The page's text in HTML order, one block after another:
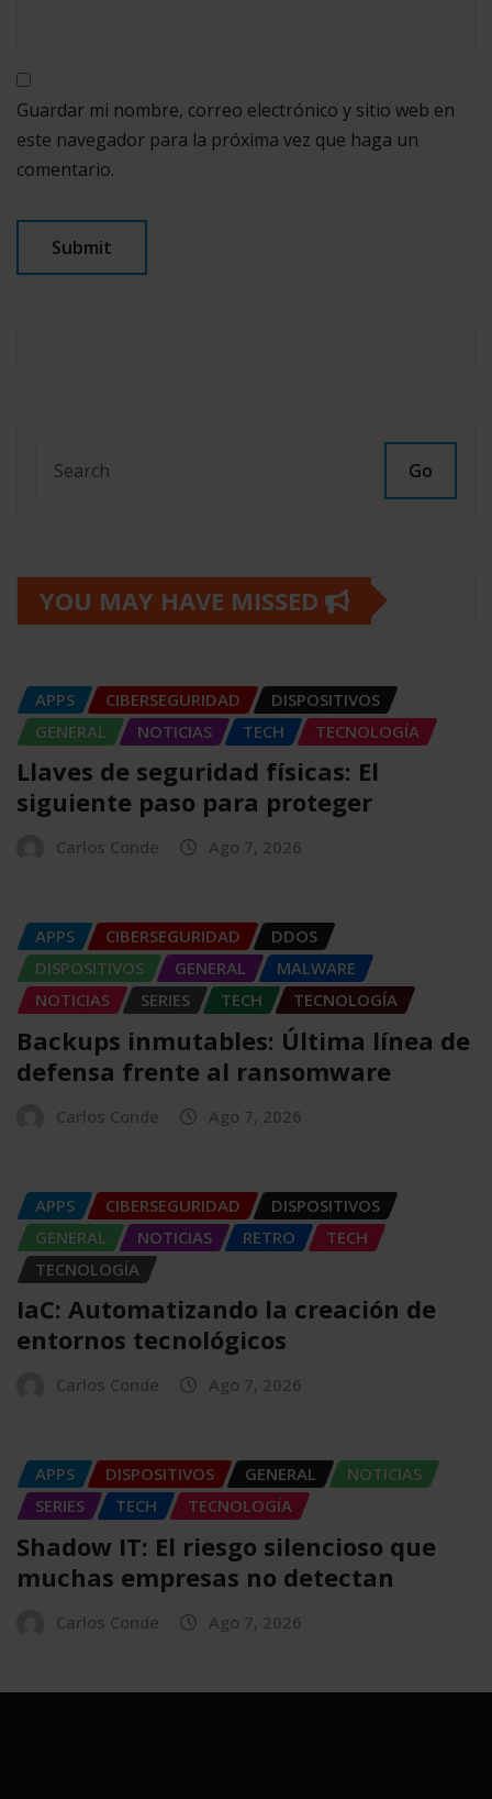
Guardar mi nombre, correo electrónico y sitio web en
este navegador para la próxima vez que haga un
comentario.
Go
YOU MAY HAVE MISSED
APPS CIBERSEGURIDAD
DISPOSITIVOS
GENERAL
NOTICIAS TECH TECNOLOGÍA
Llaves de seguridad físicas: El
siguiente paso para proteger
Carlos Conde Ago 7, 2026
APPS CIBERSEGURIDAD
DDOS
DISPOSITIVOS
GENERAL
MALWARE
NOTICIAS
SERIES TECH TECNOLOGÍA
Backups inmutables: Última línea de
defensa frente al ransomware
Carlos Conde Ago 7, 2026
APPS CIBERSEGURIDAD
DISPOSITIVOS
GENERAL
NOTICIAS RETRO
TECH
TECNOLOGÍA
IaC: Automatizando la creación de
entornos tecnológicos
Carlos Conde Ago 7, 2026
APPS DISPOSITIVOS GENERAL
NOTICIAS
SERIES
TECH TECNOLOGÍA
Shadow IT: El riesgo silencioso que
muchas empresas no detectan
Carlos Conde Ago 7, 2026